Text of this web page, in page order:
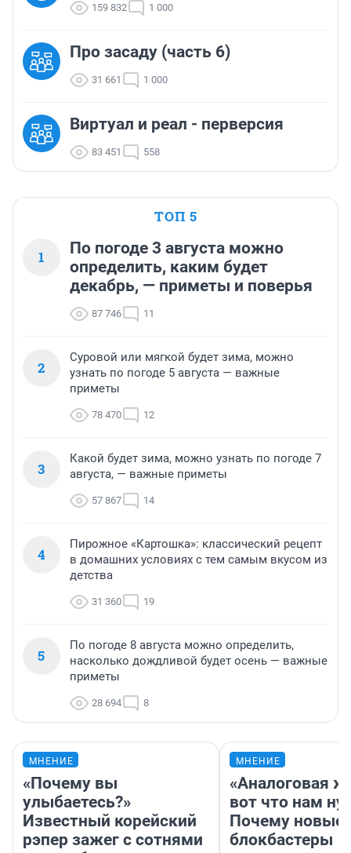
159 832 1 000
Про засаду (часть 6)
31 661 1 000
Виртуал и реал - перверсия
83 451 558
ТОП 5
1
По погоде 3 августа можно
определить, каким будет
декабрь, — приметы и поверья
87 746 11
2
Суровой или мягкой будет зима, можно
узнать по погоде 5 августа — важные
приметы
78 470 12
3
Какой будет зима, можно узнать по погоде 7
августа, — важные приметы
57 867 14
4
Пирожное «Картошка»: классический рецепт
в домашних условиях с тем самым вкусом из
детства
31 360 19
5
По погоде 8 августа можно определить,
насколько дождливой будет осень — важные
приметы
28 694 8
МНЕНИЕ
«Почему вы
улыбаетесь?»
Известный корейский
рэпер зажег с сотнями
МНЕНИЕ
«Аналоговая
вот что нам
Почему новые
блокбастеры